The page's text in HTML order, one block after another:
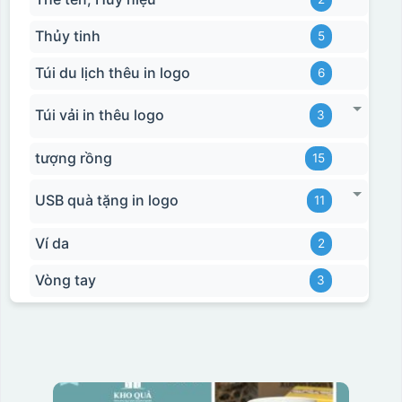
Thủy tinh 5
Túi du lịch thêu in logo 6
Túi vải in thêu logo 3
tượng rồng 15
USB quà tặng in logo 11
Ví da 2
Vòng tay 3